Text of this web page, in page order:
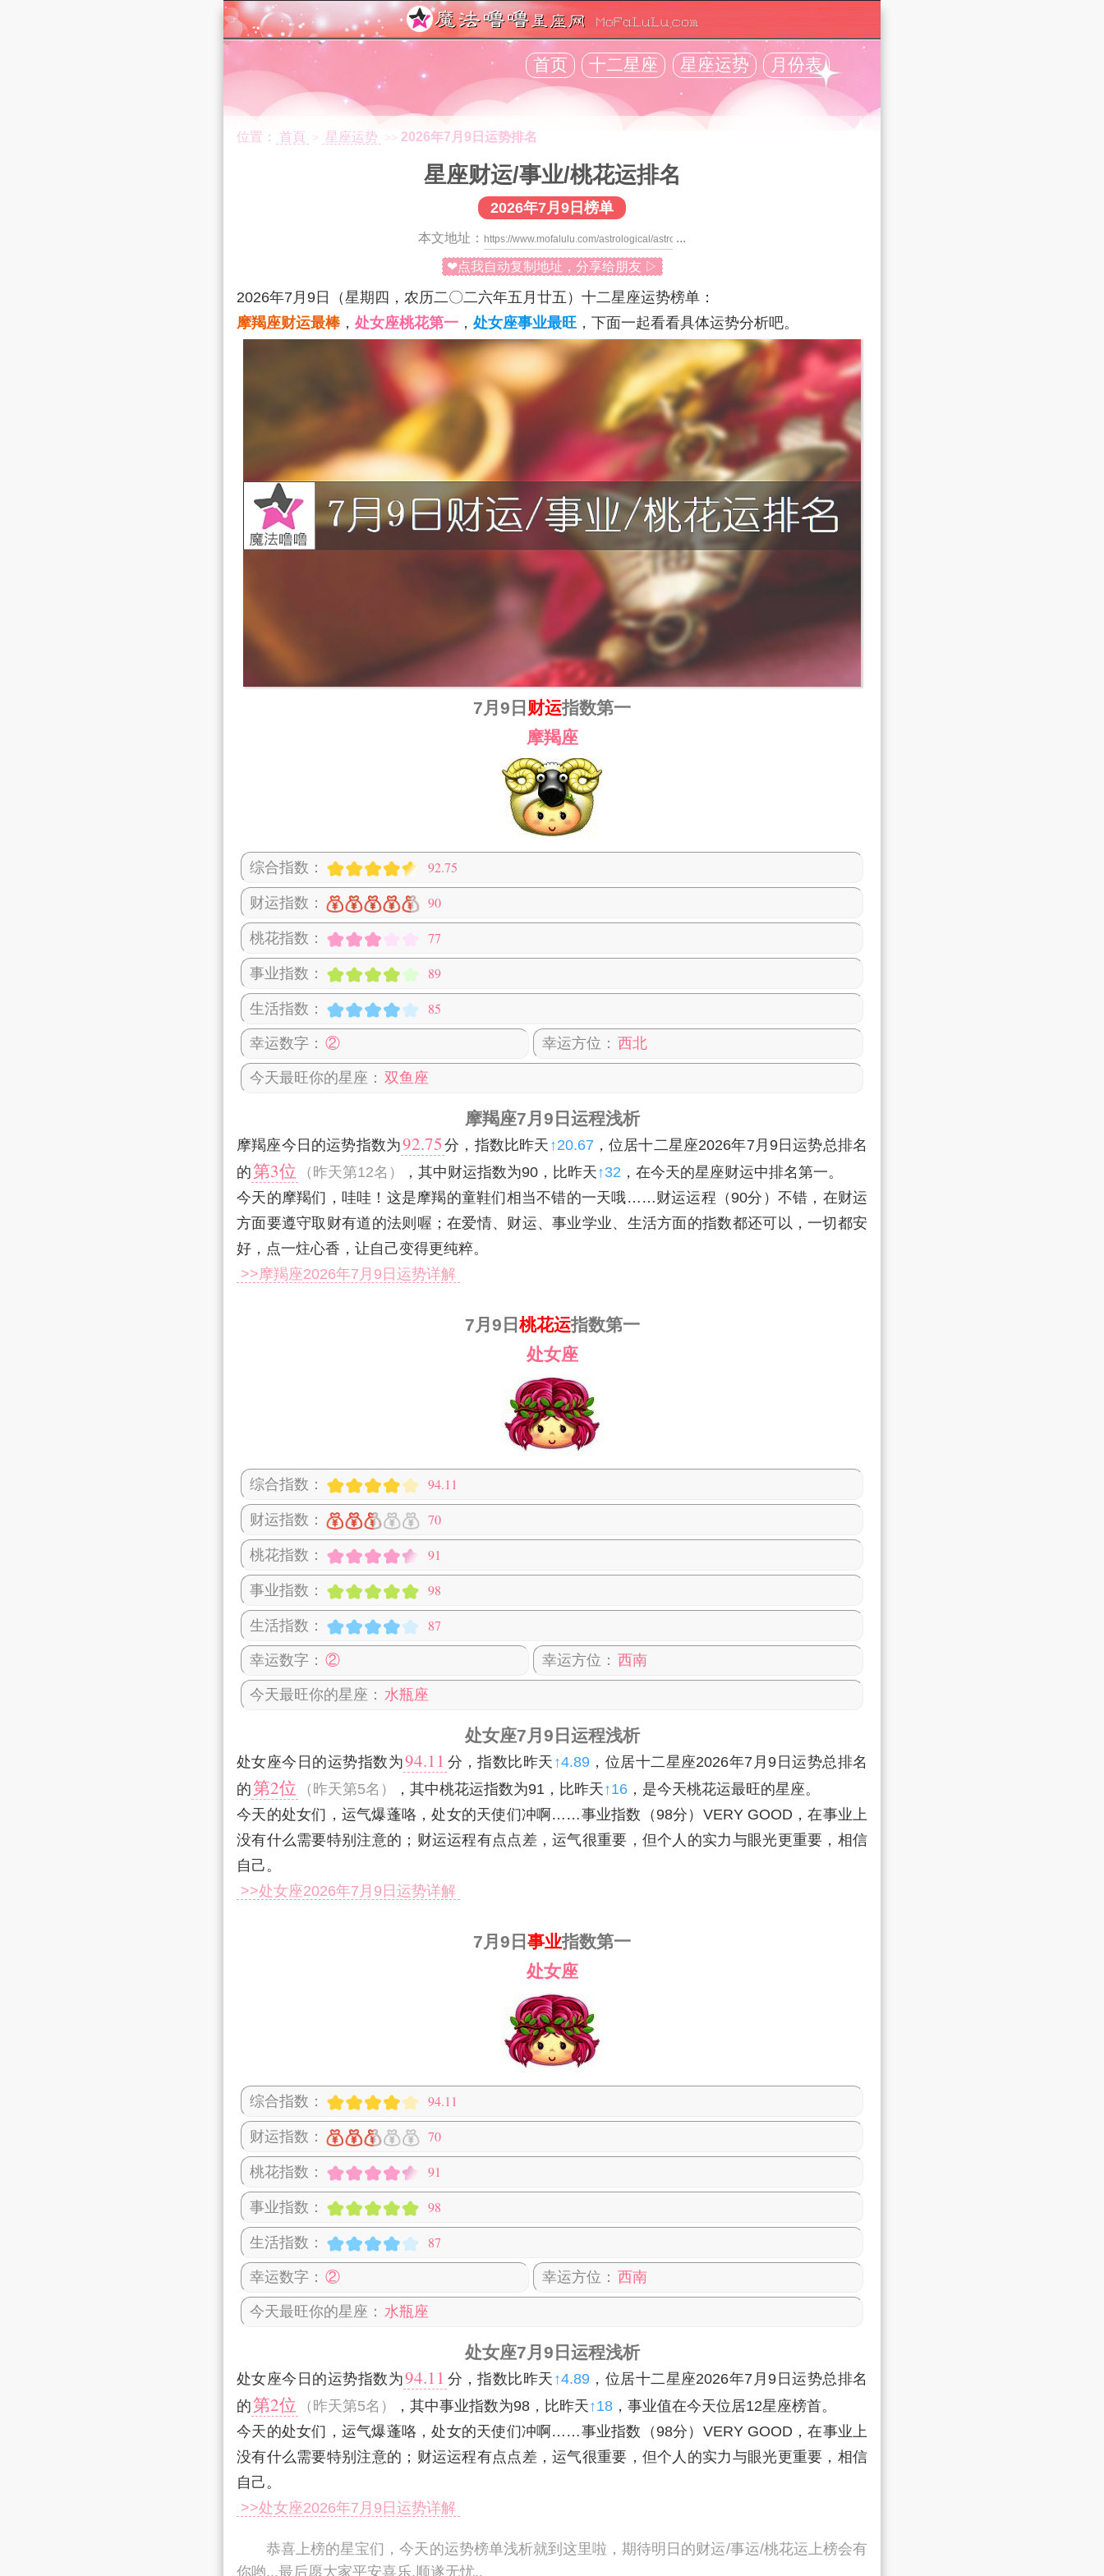
首页 十二星座 星座运势 月份表
位置： 首頁 > 星座运势 >> 2026年7月9日运势排名
星座财运/事业/桃花运排名
2026年7月9日榜单
本文地址： ...
❤点我自动复制地址，分享给朋友 ▷
2026年7月9日
（星期四，农历二〇二六年五月廿五）十二星座运势榜单：
摩羯座财运最棒， 处女座桃花第一 ， 处女座事业最旺 ，下面一起看看具体运势分析吧。
7月9日 财运指数第一
摩羯座
综合指数： 92.75
财运指数： 90
桃花指数： 77
事业指数： 89
生活指数： 85
幸运数字： ② 幸运方位： 西北
今天最旺你的星座： 双鱼座
摩羯座7月9日运程浅析
摩羯座今日的运势指数为92.75 分，指数比昨天 ↑20.67 ，位居十二星座2026年7月9日运势总排名
的 第3位 （昨天第12名） ，其中财运指数为90，比昨天↑32 ，在今天的星座财运中排名第一。
今天的摩羯们，哇哇！这是摩羯的童鞋们相当不错的一天哦……财运运程（90分）不错，在财运
方面要遵守取财有道的法则喔；在爱情、财运、事业学业、生活方面的指数都还可以，一切都安
好，点一炷心香，让自己变得更纯粹。
>>摩羯座2026年7月9日运势详解
7月9日 桃花运指数第一
处女座
综合指数： 94.11
财运指数： 70
桃花指数： 91
事业指数： 98
生活指数： 87
幸运数字： ② 幸运方位： 西南
今天最旺你的星座： 水瓶座
处女座7月9日运程浅析
处女座今日的运势指数为94.11 分，指数比昨天 ↑4.89，位居十二星座2026年7月9日运势总排名
的 第2位 （昨天第5名） ，其中桃花运指数为91，比昨天↑16 ，是今天桃花运最旺的星座。
今天的处女们，运气爆蓬咯，处女的天使们冲啊……事业指数（98分）VERY GOOD，在事业上
没有什么需要特别注意的；财运运程有点点差，运气很重要，但个人的实力与眼光更重要，相信
自己。
>>处女座2026年7月9日运势详解
7月9日 事业指数第一
处女座
综合指数： 94.11
财运指数： 70
桃花指数： 91
事业指数： 98
生活指数： 87
幸运数字： ② 幸运方位： 西南
今天最旺你的星座： 水瓶座
处女座7月9日运程浅析
处女座今日的运势指数为94.11 分，指数比昨天 ↑4.89，位居十二星座2026年7月9日运势总排名
的 第2位 （昨天第5名） ，其中事业指数为98，比昨天↑18 ，事业值在今天位居12星座榜首。
今天的处女们，运气爆蓬咯，处女的天使们冲啊……事业指数（98分）VERY GOOD，在事业上
没有什么需要特别注意的；财运运程有点点差，运气很重要，但个人的实力与眼光更重要，相信
自己。
>>处女座2026年7月9日运势详解
恭喜上榜的星宝们，今天的运势榜单浅析就到这里啦，期待明日的财运/事运/桃花运上榜会有
你哟...最后愿大家平安喜乐,顺遂无忧..